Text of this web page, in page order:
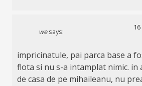
we says:
impricinatule, pai parca base a
flota si nu s-a intamplat nimic. in
de casa de pe mihaileanu, nu